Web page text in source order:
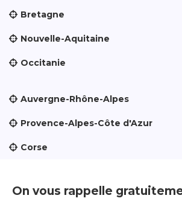
Bretagne
Nouvelle-Aquitaine
Occitanie
Auvergne-Rhône-Alpes
Provence-Alpes-Côte d'Azur
Corse
On vous rappelle